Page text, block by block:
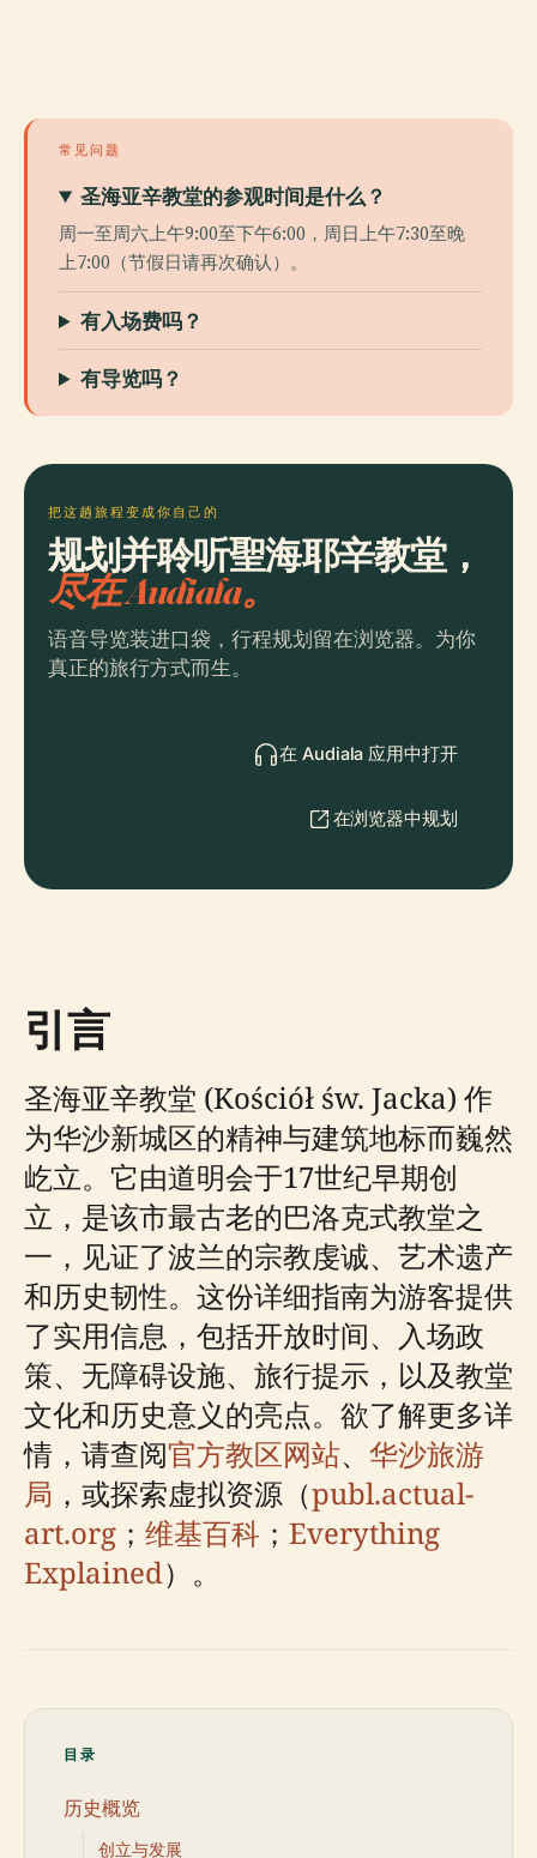
常见问题
圣海亚辛教堂的参观时间是什么？
周一至周六上午9:00至下午6:00，周日上午7:30至晚
上7:00（节假日请再次确认）。
有入场费吗？
有导览吗？
把这趟旅程变成你自己的
规划并聆听聖海耶辛教堂，
尽在 Audiala。
语音导览装进口袋，行程规划留在浏览器。为你
真正的旅行方式而生。
在 Audiala 应用中打开
在浏览器中规划
引言
圣海亚辛教堂 (Kościół św. Jacka) 作
为华沙新城区的精神与建筑地标而巍然
屹立。它由道明会于17世纪早期创
立，是该市最古老的巴洛克式教堂之
一，见证了波兰的宗教虔诚、艺术遗产
和历史韧性。这份详细指南为游客提供
了实用信息，包括开放时间、入场政
策、无障碍设施、旅行提示，以及教堂
文化和历史意义的亮点。欲了解更多详
情，请查阅官方教区网站、 华沙旅游
局 ，或探索虚拟资源（publ.actual-
art.org ； 维基百科 ； Everything
Explained）。
目录
历史概览
创立与发展